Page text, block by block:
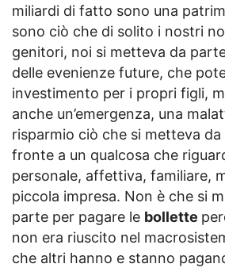
miliardi di fatto sono una
sono ciò che di solito i nostri
genitori, noi si metteva da
delle evenienze future, che
investimento per i propri figli,
anche un’emergenza, una
risparmio ciò che si metteva
fronte a un qualcosa che
personale, affettiva, familiare,
piccola impresa. Non è che si
parte per pagare le bollette
non era riuscito nel
che altri hanno e stanno